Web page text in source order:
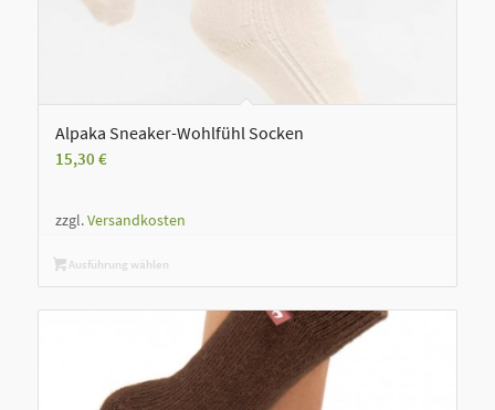
Alpaka Sneaker-Wohlfühl Socken
15,30 €
zzgl.Versandkosten
Ausführung wählen